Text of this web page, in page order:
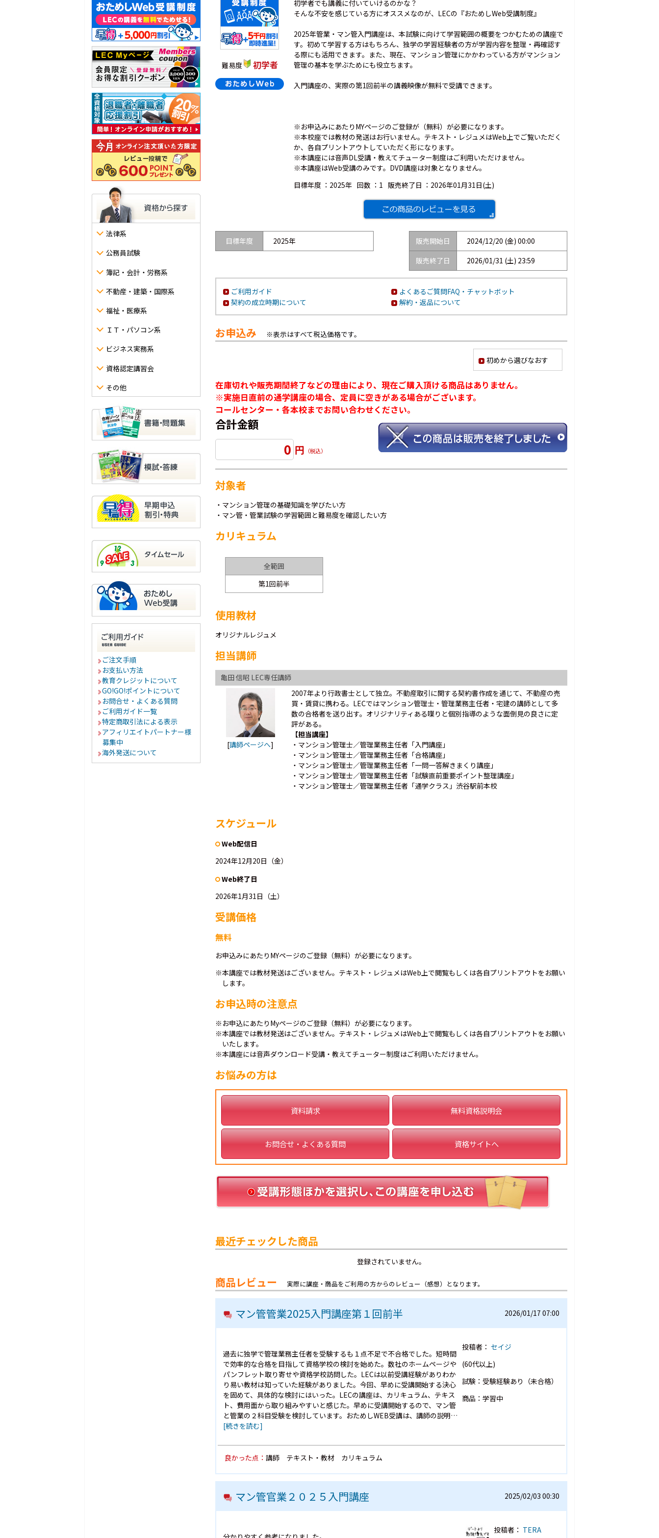
法律系
公務員試験
簿記・会計・労務系
不動産・建築・国際系
福祉・医療系
ＩＴ・パソコン系
ビジネス実務系
資格認定講習会
その他
ご注文手順
お支払い方法
教育クレジットについて
GO!GO!ポイントについて
お問合せ・よくある質問
ご利用ガイド一覧
特定商取引法による表示
アフィリエイトパートナー様
募集中
海外発送について
難易度 初学者
初学者でも講義に付いていけるのかな？
そんな不安を感じている方にオススメなのが、LECの『おためしWeb受講制度』
2025年管業・マン管入門講座は、本試験に向けて学習範囲の概要をつかむための講座で
す。初めて学習する方はもちろん、独学の学習経験者の方が学習内容を整理・再確認す
る際にも活用できます。また、現在、マンション管理にかかわっている方がマンション
管理の基本を学ぶためにも役立ちます。
入門講座の、実際の第1回前半の講義映像が無料で受講できます。
※お申込みにあたりMYページのご登録が（無料）が必要になります。
※本校座では教材の発送はお行いません。テキスト・レジュメはWeb上でご覧いただく
か、各自プリントアウトしていただく形になります。
※本講座には音声DL受講・教えてチューター制度はご利用いただけません。
※本講座はWeb受講のみです。DVD講座は対象となりません。
目標年度 ： 2025年 回数 ： 1 販売終了日 ： 2026年01月31日(土)
目標年度 2025年 販売開始日
2024/12/20 (金) 00:00
販売終了日
2026/01/31 (土) 23:59
ご利用ガイド
よくあるご質問FAQ・チャットボット
契約の成立時期について
解約・返品について
お申込み ※表示はすべて税込価格です。
初めから選びなおす
在庫切れや販売期間終了などの理由により、現在ご購入頂ける商品はありません。
※実施日直前の通学講座の場合、定員に空きがある場合がございます。
コールセンター・各本校までお問い合わせください。
合計金額
0 円 （税込）
対象者
・マンション管理の基礎知識を学びたい方
・マン管・管業試験の学習範囲と難易度を確認したい方
カリキュラム
全範囲
第1回前半
使用教材
オリジナルレジュメ
担当講師
亀田 信昭 LEC専任講師
[講師ページへ]
2007年より行政書士として独立。不動産取引に関する契約書作成を通じて、不動産の売
買・賃貸に携わる。LECではマンション管理士・管理業務主任者・宅建の講師として多
数の合格者を送り出す。オリジナリティある喋りと個別指導のような面倒見の良さに定
評がある。
【担当講座】
・マンション管理士／管理業務主任者「入門講座」
・マンション管理士／管理業務主任者「合格講座」
・マンション管理士／管理業務主任者「一問一答解きまくり講座」
・マンション管理士／管理業務主任者「試験直前重要ポイント整理講座」
・マンション管理士／管理業務主任者「通学クラス」渋谷駅前本校
スケジュール
Web配信日
2024年12月20日（金）
Web終了日
2026年1月31日（土）
受講価格
無料
お申込みにあたりMYページのご登録（無料）が必要になります。
※本講座では教材発送はございません。テキスト・レジュメはWeb上で閲覧もしくは各自プリントアウトをお願い
します。
お申込時の注意点
※お申込にあたりMyページのご登録（無料）が必要になります。
※本講座では教材発送はございません。テキスト・レジュメはWeb上で閲覧もしくは各自プリントアウトをお願い
いたします。
※本講座には音声ダウンロード受講・教えてチューター制度はご利用いただけません。
お悩みの方は
資料請求 無料資格説明会
お問合せ・よくある質問 資格サイトへ
最近チェックした商品
登録されていません。
商品レビュー 実際に講座・商品をご利用の方からのレビュー（感想）となります。
マン管管業2025入門講座第１回前半 2026/01/17 07:00
過去に独学で管理業務主任者を受験するも１点不足で不合格でした。短時間
で効率的な合格を目指して資格学校の検討を始めた。数社のホームページや
パンフレット取り寄せや資格学校訪問した。LECは以前受講経験がありわか
り易い教材は知っていた経験がありました。今回、早めに受講開始する決心
を固めて、具体的な検討にはいった。LECの講座は、カリキュラム、テキス
ト、費用面から取り組みやすいと感じた。早めに受講開始するので、マン管
と管業の２科目受験を検討しています。おためしWEB受講は、講師の説明…
[続きを読む]
投稿者：セイジ
(60代以上)
試験：受験経験あり（未合格）
商品：学習中
良かった点： 講師 テキスト・教材 カリキュラム
マン管官業２０２５入門講座 2025/02/03 00:30
投稿者： TERA